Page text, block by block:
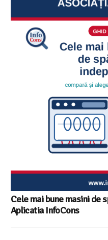
Ghid InfoCons – Cum